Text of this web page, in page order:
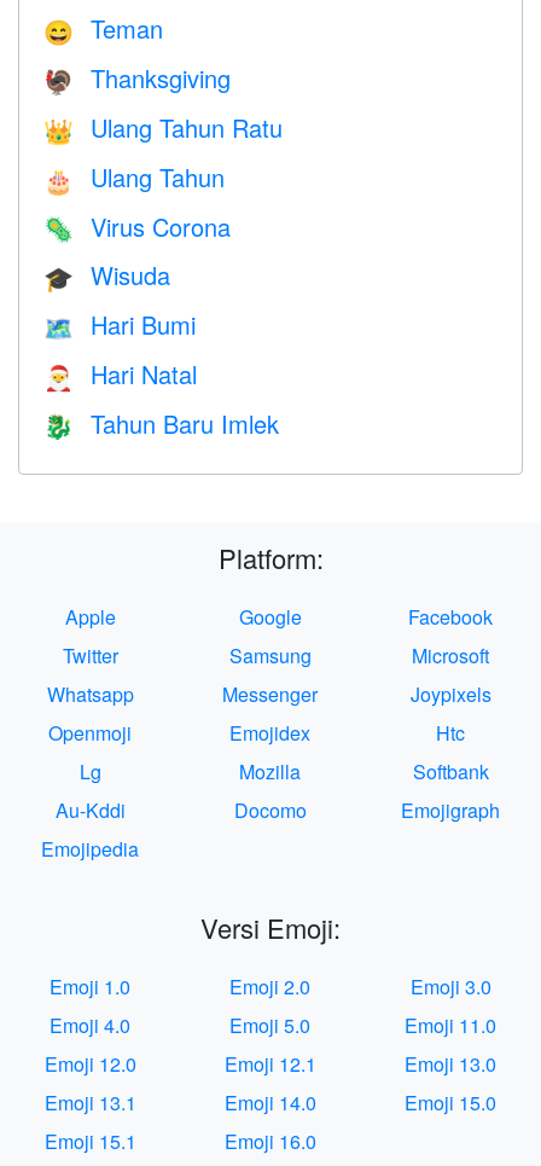
😄 Teman
🦃 Thanksgiving
👑 Ulang Tahun Ratu
🎂 Ulang Tahun
🦠 Virus Corona
🎓 Wisuda
🗺️ Hari Bumi
🎅 Hari Natal
🐉 Tahun Baru Imlek
Platform:
Apple Google
Facebook
Twitter
Samsung
Microsoft
Whatsapp
Messenger
Joypixels
Openmoji
Emojidex
Htc
Lg
Mozilla
Softbank
Au-Kddi
Docomo
Emojigraph
Emojipedia
Versi Emoji:
Emoji 1.0 Emoji 2.0
Emoji 3.0
Emoji 4.0
Emoji 5.0
Emoji 11.0
Emoji 12.0
Emoji 12.1
Emoji 13.0
Emoji 13.1
Emoji 14.0
Emoji 15.0
Emoji 15.1
Emoji 16.0